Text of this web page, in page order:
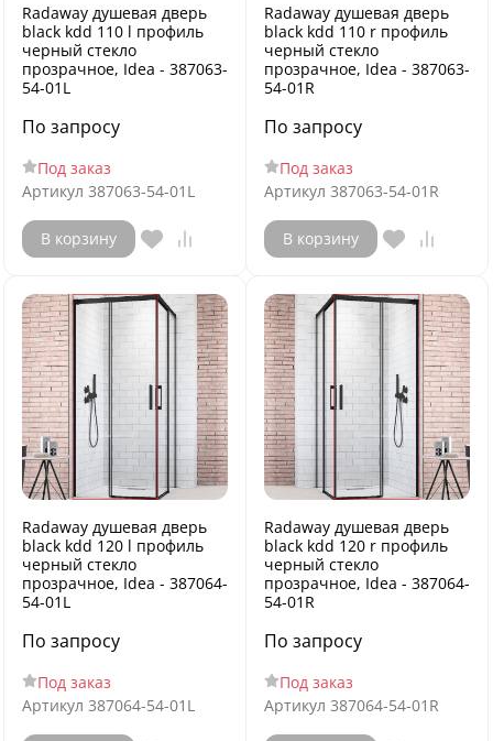
Radaway душевая дверь
black kdd 110 l профиль
черный стекло
прозрачное, Idea - 387063-
54-01L
По запросу
Под заказ
Артикул 387063-54-01L
В корзину
Radaway душевая дверь
black kdd 110 r профиль
черный стекло
прозрачное, Idea - 387063-
54-01R
По запросу
Под заказ
Артикул 387063-54-01R
В корзину
Radaway душевая дверь
black kdd 120 l профиль
черный стекло
прозрачное, Idea - 387064-
54-01L
По запросу
Под заказ
Артикул 387064-54-01L
Radaway душевая дверь
black kdd 120 r профиль
черный стекло
прозрачное, Idea - 387064-
54-01R
По запросу
Под заказ
Артикул 387064-54-01R